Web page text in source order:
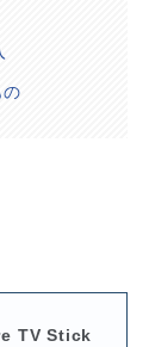
TV Stick